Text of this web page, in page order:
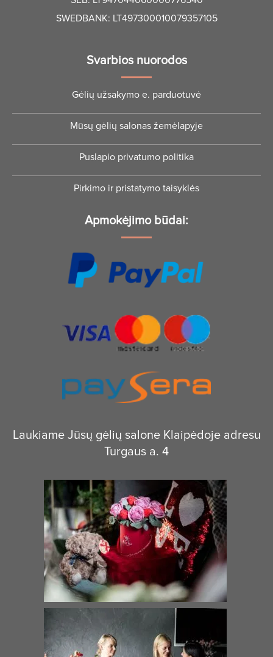
SWEDBANK: LT497300010079357105
Svarbios nuorodos
Gėlių užsakymo e. parduotuvė
Mūsų gėlių salonas žemėlapyje
Puslapio privatumo politika
Pirkimo ir pristatymo taisyklės
Apmokėjimo būdai:
Laukiame Jūsų gėlių salone Klaipėdoje adresu
Turgaus a. 4